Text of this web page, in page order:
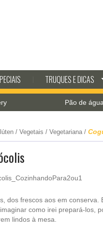
TRUQUES E DICAS
Pão de água para o
/ Vegetais / Vegetariana/
dos frescos aos em conserva.
como irei prepará-los,
lindos à mesa.